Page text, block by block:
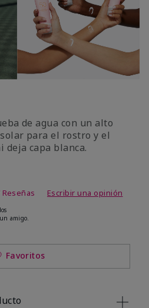
de agua con un alto
para el rostro y el
deja capa blanca.
de 4,2 de 5
Reseñas Escribir una opinión
amigo.
Favoritos